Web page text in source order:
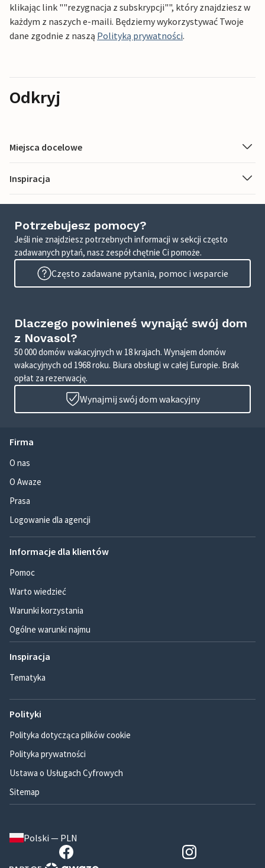
klikając link ""rezygnacja z subskrypcji"", który znajdziesz w
każdym z naszych e-maili. Będziemy wykorzystywać Twoje
dane zgodnie z naszą Polityką prywatności.
Odkryj
Miejsca docelowe
Inspiracja
Potrzebujesz pomocy?
Jeśli nie znajdziesz potrzebnych informacji w sekcji często
zadawanych pytań, nasz zespół chętnie Ci pomoże.
Często zadawane pytania, pomoc i wsparcie
Dlaczego powinieneś wynająć swój dom
z Novasol?
50 000 domów wakacyjnych w 18 krajach. Wynajem domów
wakacyjnych od 1968 roku. Biura obsługi w całej Europie. Brak
opłat za rezerwację.
Wynajmij swój dom wakacyjny
Firma
O nas
O Awaze
Prasa
Logowanie dla agencji
Informacje dla klientów
Pomoc
Warto wiedzieć
Warunki korzystania
Ogólne warunki najmu
Inspiracja
Tematyka
Polityki
Polityka dotycząca plików cookie
Polityka prywatności
Ustawa o Usługach Cyfrowych
Sitemap
Polski — PLN